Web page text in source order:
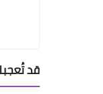
قد